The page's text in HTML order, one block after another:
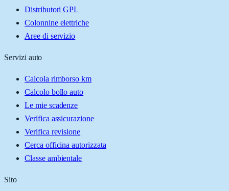
Distributori GPL
Colonnine elettriche
Aree di servizio
Servizi auto
Calcola rimborso km
Calcolo bollo auto
Le mie scadenze
Verifica assicurazione
Verifica revisione
Cerca officina autorizzata
Classe ambientale
Sito